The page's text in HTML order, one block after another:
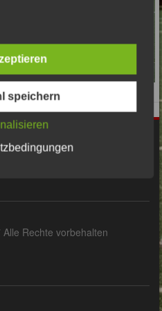
Rechte vorbehalten
speichern